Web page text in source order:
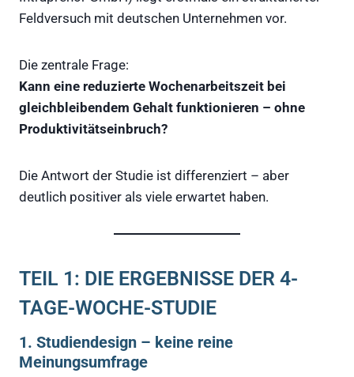
Feldversuch mit deutschen Unternehmen vor.
Die zentrale Frage:
Kann eine reduzierte Wochenarbeitszeit bei
gleichbleibendem Gehalt funktionieren – ohne
Produktivitätseinbruch?
Die Antwort der Studie ist differenziert – aber
deutlich positiver als viele erwartet haben.
TEIL 1: DIE ERGEBNISSE DER 4-
TAGE-WOCHE-STUDIE
1. Studiendesign – keine reine
Meinungsumfrage